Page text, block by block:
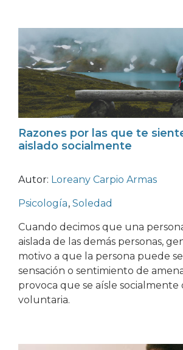
Razones por las que te
aislado socialmente
Autor: Loreany Carpio Armas
Psicología, Soledad
Cuando decimos que una
aislada de las demás personas,
motivo a que la persona puede
sensación o sentimiento de
provoca que se aísle socialmente
voluntaria.